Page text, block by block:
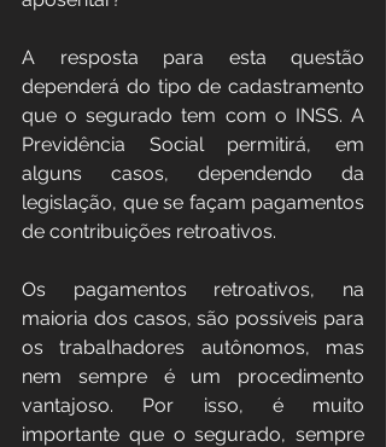
A resposta para esta questão
dependerá do tipo de cadastramento
que o segurado tem com o INSS. A
Previdência Social permitirá, em
alguns casos, dependendo da
legislação, que se façam pagamentos
de contribuições retroativos.
Os pagamentos retroativos, na
maioria dos casos, são possíveis para
os trabalhadores autônomos, mas
nem sempre é um procedimento
vantajoso. Por isso, é muito
importante que o segurado, sempre